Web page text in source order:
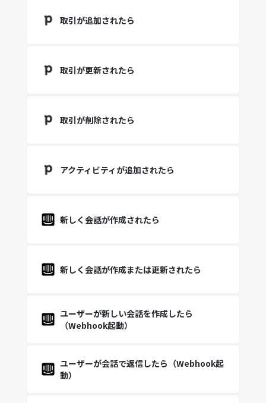
取引が追加されたら
取引が更新されたら
取引が削除されたら
アクティビティが追加されたら
新しく会話が作成されたら
新しく会話が作成または更新されたら
ユーザーが新しい会話を作成したら
（Webhook起動）
ユーザーが会話で返信したら（Webhook起
動）